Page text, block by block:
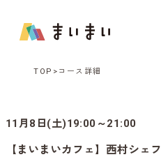
TOP コース詳細
11月8日(土)19:00～21:00
【まいまいカフェ】西村シェ